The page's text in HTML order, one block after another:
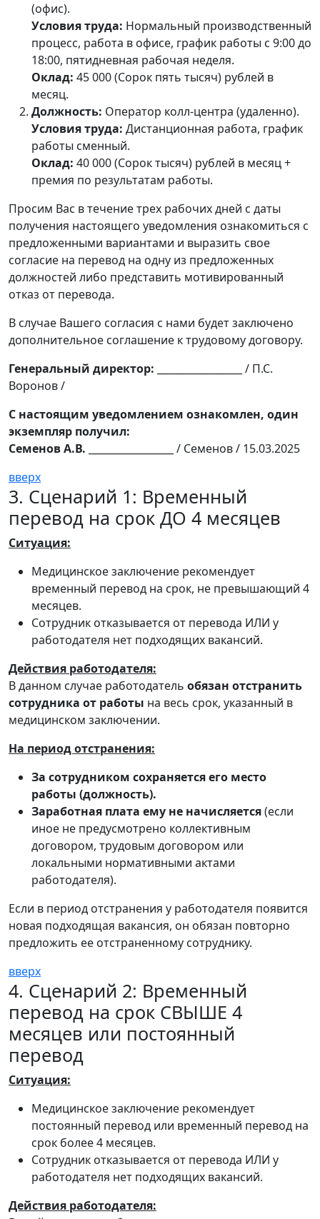
(офис).
Условия труда: Нормальный производственный
процесс, работа в офисе, график работы с 9:00 до
18:00, пятидневная рабочая неделя.
Оклад: 45 000 (Сорок пять тысяч) рублей в
месяц.
Должность: Оператор колл-центра (удаленно).
Условия труда: Дистанционная работа, график
работы сменный.
Оклад: 40 000 (Сорок тысяч) рублей в месяц +
премия по результатам работы.
Просим Вас в течение трех рабочих дней с даты
получения настоящего уведомления ознакомиться с
предложенными вариантами и выразить свое
согласие на перевод на одну из предложенных
должностей либо представить мотивированный
отказ от перевода.
В случае Вашего согласия с нами будет заключено
дополнительное соглашение к трудовому договору.
Генеральный директор: _________________ / П.С.
Воронов /
С настоящим уведомлением ознакомлен, один
экземпляр получил:
Семенов А.В. _________________ / Семенов / 15.03.2025
вверх
3. Сценарий 1: Временный
перевод на срок ДО 4 месяцев
Ситуация:
Медицинское заключение рекомендует
временный перевод на срок, не превышающий 4
месяцев.
Сотрудник отказывается от перевода ИЛИ у
работодателя нет подходящих вакансий.
Действия работодателя:
В данном случае работодатель обязан отстранить
сотрудника от работы на весь срок, указанный в
медицинском заключении.
На период отстранения:
За сотрудником сохраняется его место
работы (должность).
Заработная плата ему не начисляется(если
иное не предусмотрено коллективным
договором, трудовым договором или
локальными нормативными актами
работодателя).
Если в период отстранения у работодателя появится
новая подходящая вакансия, он обязан повторно
предложить ее отстраненному сотруднику.
вверх
4. Сценарий 2: Временный
перевод на срок СВЫШЕ 4
месяцев или постоянный
перевод
Ситуация:
Медицинское заключение рекомендует
постоянный перевод или временный перевод на
срок более 4 месяцев.
Сотрудник отказывается от перевода ИЛИ у
работодателя нет подходящих вакансий.
Действия работодателя: